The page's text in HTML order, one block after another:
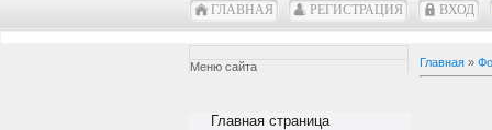
ГЛАВНАЯ РЕГИСТРАЦИЯ ВХОД
Меню сайта
Главная страница
Главная »